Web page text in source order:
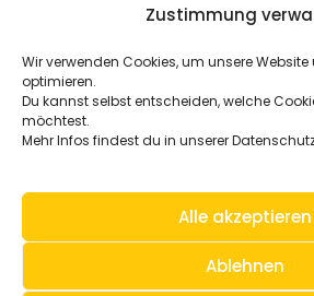
Zustimmung
Wir verwenden Cookies, um unsere
optimieren.
Du kannst selbst entscheiden, welche
möchtest.
Mehr Infos findest du in unserer
Alle akzeptieren
Ablehnen
AGBDatenschutzerklärung